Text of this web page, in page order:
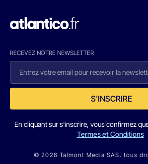
RECEVEZ NOTRE NEWSLETTER
S'INSCRIRE
En cliquant sur s'inscrire, vous confirmez
Termes et Conditions
© 2026 Talmont Media SAS. tous